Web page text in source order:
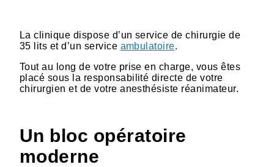
La clinique dispose d’un service de chirurgie de
35 lits et d’un service ambulatoire.
Tout au long de votre prise en charge, vous êtes
placé sous la responsabilité directe de votre
chirurgien et de votre anesthésiste réanimateur.
Un bloc opératoire
moderne